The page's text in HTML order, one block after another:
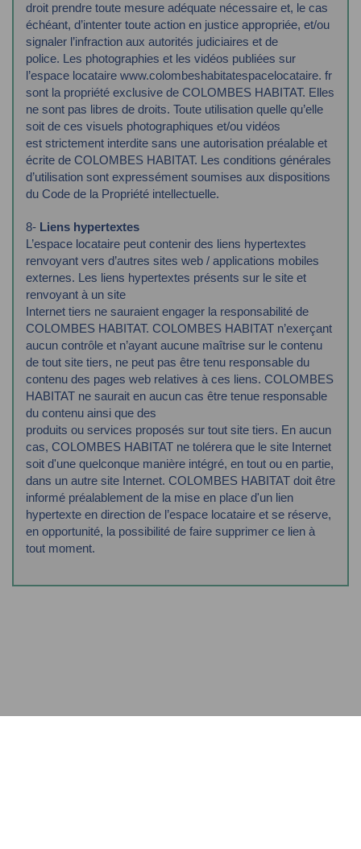
droit prendre toute mesure adéquate nécessaire et, le cas
échéant, d’intenter toute action en justice appropriée, et/ou
signaler l’infraction aux autorités judiciaires et de
police.
Les photographies et les vidéos publiées sur
l’espace locataire www.colombeshabitatespacelocataire. fr
sont la propriété exclusive de COLOMBES HABITAT. Elles
ne sont pas libres de droits. Toute utilisation quelle qu’elle
soit de ces visuels photographiques et/ou vidéos
est strictement interdite sans une autorisation préalable et
écrite de COLOMBES HABITAT. Les conditions générales
d’utilisation sont expressément soumises aux dispositions
du Code de la Propriété intellectuelle.
8- Liens hypertextes
L’espace locataire peut contenir des liens hypertextes
renvoyant vers d’autres sites web / applications mobiles
externes. Les liens hypertextes présents sur le site et
renvoyant à un site
Internet tiers ne sauraient engager la responsabilité de
COLOMBES HABITAT. COLOMBES HABITAT n’exerçant
aucun contrôle et n’ayant aucune maîtrise sur le contenu
de tout site tiers, ne peut pas être tenu responsable du
contenu des pages web relatives à ces liens. COLOMBES
HABITAT ne saurait en aucun cas être tenue responsable
du contenu ainsi que des
produits ou services proposés sur tout site tiers. En aucun
cas, COLOMBES HABITAT ne tolérera que le site Internet
soit d'une quelconque manière intégré, en tout ou en partie,
dans un autre site Internet. COLOMBES HABITAT doit être
informé préalablement de la mise en place d'un lien
hypertexte en direction de l’espace locataire et se réserve,
en opportunité, la possibilité de faire supprimer ce lien à
tout moment.